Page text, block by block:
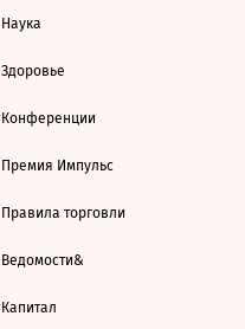
Наука
Здоровье
Конференции
Премия Импульс
Правила торговли
Ведомости&
Капитал